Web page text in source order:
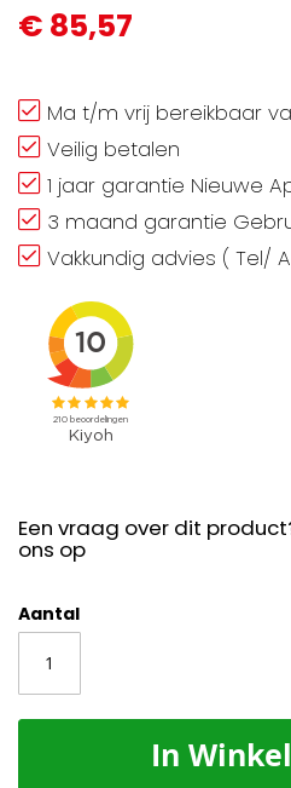
€ 85,57
Ma t/m vrij bereikbaar
Veilig betalen
1 jaar garantie Nieuwe
3 maand garantie
Vakkundig advies ( Tel/
Een vraag over dit
ons op
Aantal
In